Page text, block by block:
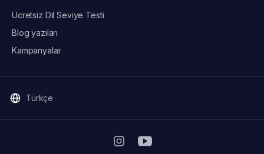
Ücretsiz Dil Seviye Testi
Blog yazıları
Kampanyalar
Türkçe